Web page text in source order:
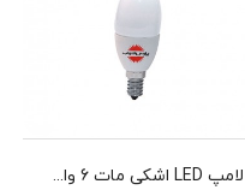
لامپ LED اشکی مات 6 وات پارس شهاب مدل 6W LED Candle SMD Frosted